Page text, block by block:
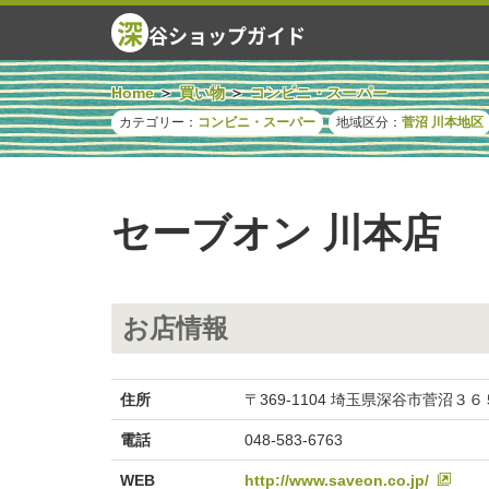
深 谷ショップガイド
Home 買い物 コンビニ・スーパー
カテゴリー： コンビニ・スーパー 地域区分： 菅沼 川本地区
セーブオン 川本店
お店情報
住所 〒369-1104 埼玉県深谷市菅沼３６
電話 048-583-6763
WEB http://www.saveon.co.jp/